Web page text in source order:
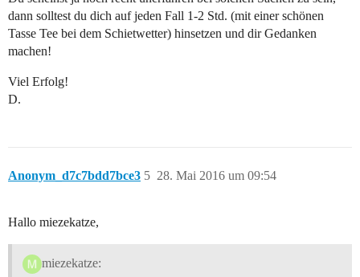
dann solltest du dich auf jeden Fall 1-2 Std. (mit einer schönen
Tasse Tee bei dem Schietwetter) hinsetzen und dir Gedanken
machen!
Viel Erfolg!
D.
Anonym_d7c7bdd7bce3 28. Mai 2016 um 09:54
5
Hallo miezekatze,
miezekatze: